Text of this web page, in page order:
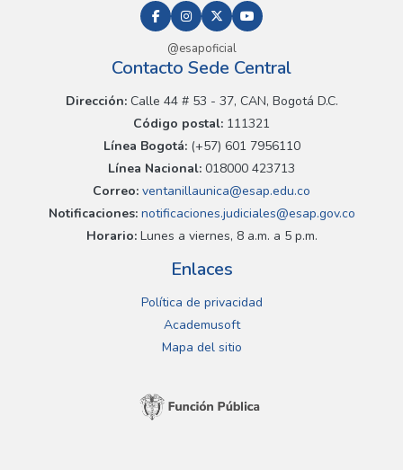
@esapoficial
Contacto Sede Central
Dirección:Calle 44 # 53 - 37, CAN, Bogotá D.C.
Código postal: 111321
Línea Bogotá:(+57) 601 7956110
Línea Nacional: 018000 423713
Correo: ventanillaunica@esap.edu.co
Notificaciones:notificaciones.judiciales@esap.gov.co
Horario:Lunes a viernes, 8 a.m. a 5 p.m.
Enlaces
Política de privacidad
Academusoft
Mapa del sitio